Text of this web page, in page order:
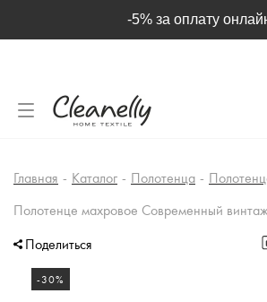
-5% за оплату
Главная - Каталог - Полотенца -
Полотенце махровое Современный
Поделиться
-30%